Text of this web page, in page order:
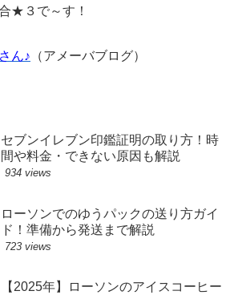
★３で～す！
ん♪ （アメーバブログ）
セブンイレブン印鑑証明の取り方！時
間や料金・できない原因も解説
934 views
ローソンでのゆうパックの送り方ガイ
ド！準備から発送まで解説
723 views
【2025年】ローソンのアイスコーヒー